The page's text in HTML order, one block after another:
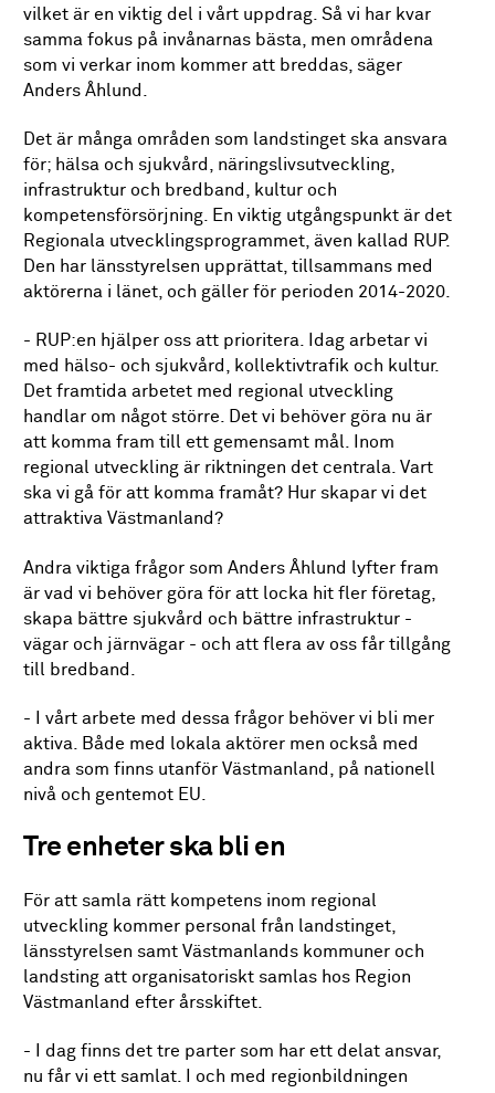
vilket är en viktig del i vårt uppdrag. Så vi har kvar
samma fokus på invånarnas bästa, men områdena
som vi verkar inom kommer att breddas, säger
Anders Åhlund.
Det är många områden som landstinget ska ansvara
för; hälsa och sjukvård, näringslivsutveckling,
infrastruktur och bredband, kultur och
kompetensförsörjning. En viktig utgångspunkt är det
Regionala utvecklingsprogrammet, även kallad RUP.
Den har länsstyrelsen upprättat, tillsammans med
aktörerna i länet, och gäller för perioden 2014-2020.
- RUP:en hjälper oss att prioritera. Idag arbetar vi
med hälso- och sjukvård, kollektivtrafik och kultur.
Det framtida arbetet med regional utveckling
handlar om något större. Det vi behöver göra nu är
att komma fram till ett gemensamt mål. Inom
regional utveckling är riktningen det centrala. Vart
ska vi gå för att komma framåt? Hur skapar vi det
attraktiva Västmanland?
Andra viktiga frågor som Anders Åhlund lyfter fram
är vad vi behöver göra för att locka hit fler företag,
skapa bättre sjukvård och bättre infrastruktur -
vägar och järnvägar - och att flera av oss får tillgång
till bredband.
- I vårt arbete med dessa frågor behöver vi bli mer
aktiva. Både med lokala aktörer men också med
andra som finns utanför Västmanland, på nationell
nivå och gentemot EU.
Tre enheter ska bli en
För att samla rätt kompetens inom regional
utveckling kommer personal från landstinget,
länsstyrelsen samt Västmanlands kommuner och
landsting att organisatoriskt samlas hos Region
Västmanland efter årsskiftet.
- I dag finns det tre parter som har ett delat ansvar,
nu får vi ett samlat. I och med regionbildningen